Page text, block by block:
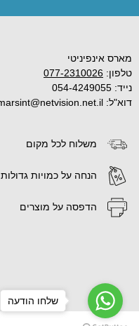
מארס אינפיניטי
טלפון: 077-2310026
נייד: 054-4249055
דוא"ל: marsint@netvision.net.il
משלוח לכל מקום
הנחה על כמויות גדולות
הדפסה על מוצרים
שלחו הודעה